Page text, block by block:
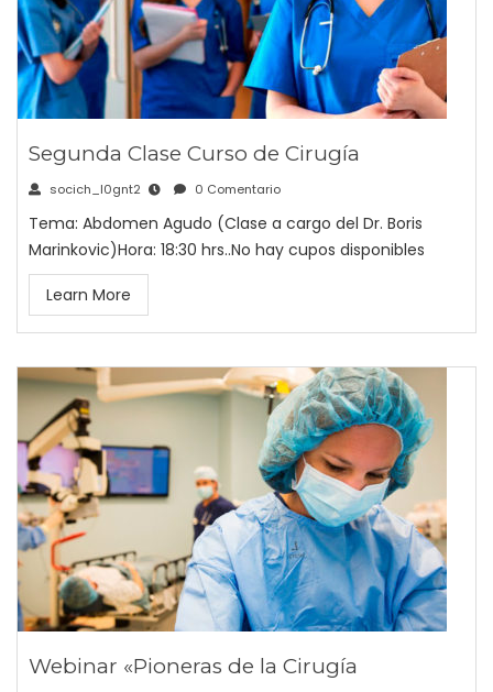
Segunda Clase Curso de Cirugía
socich_l0gnt2 0 Comentario
Tema: Abdomen Agudo (Clase a cargo del Dr. Boris
Marinkovic)Hora: 18:30 hrs..No hay cupos disponibles
Learn More
Webinar «Pioneras de la Cirugía